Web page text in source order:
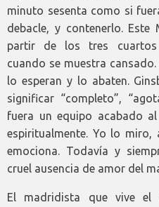
minuto sesenta como si
debacle, y contenerlo. Este
partir de los tres cuartos
cuando se muestra cansado.
lo esperan y lo abaten.
significar “completo”,
fuera un equipo acabado
espiritualmente. Yo lo
emociona. Todavía y
cruel ausencia de amor del
El madridista que vive el